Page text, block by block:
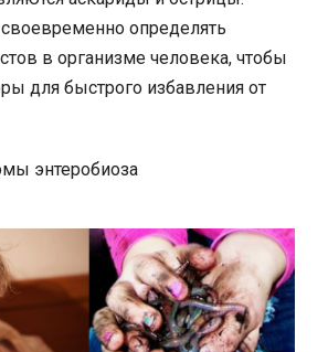
определять
в организме человека, чтобы
для быстрого избавления от
энтеробиоза